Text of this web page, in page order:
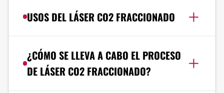
USOS DEL LÁSER CO2 FRACCIONADO
¿CÓMO SE LLEVA A CABO EL PROCESO
DE LÁSER CO2 FRACCIONADO?